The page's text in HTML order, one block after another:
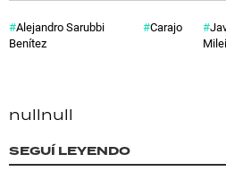
Alejandro Sarubbi
Benítez
Carajo
Milei
nullnull
SEGUÍ LEYENDO